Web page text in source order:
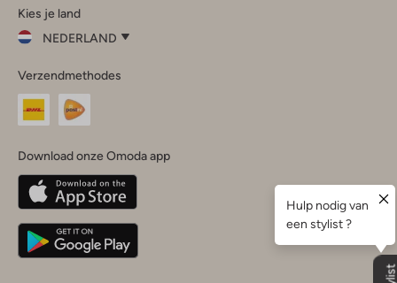
InstagramFacebook
Kies je land
NEDERLAND
je
land
Nederland
Belgique(Français)
Deutschland
Verzendmethodes
Download onze Omoda app